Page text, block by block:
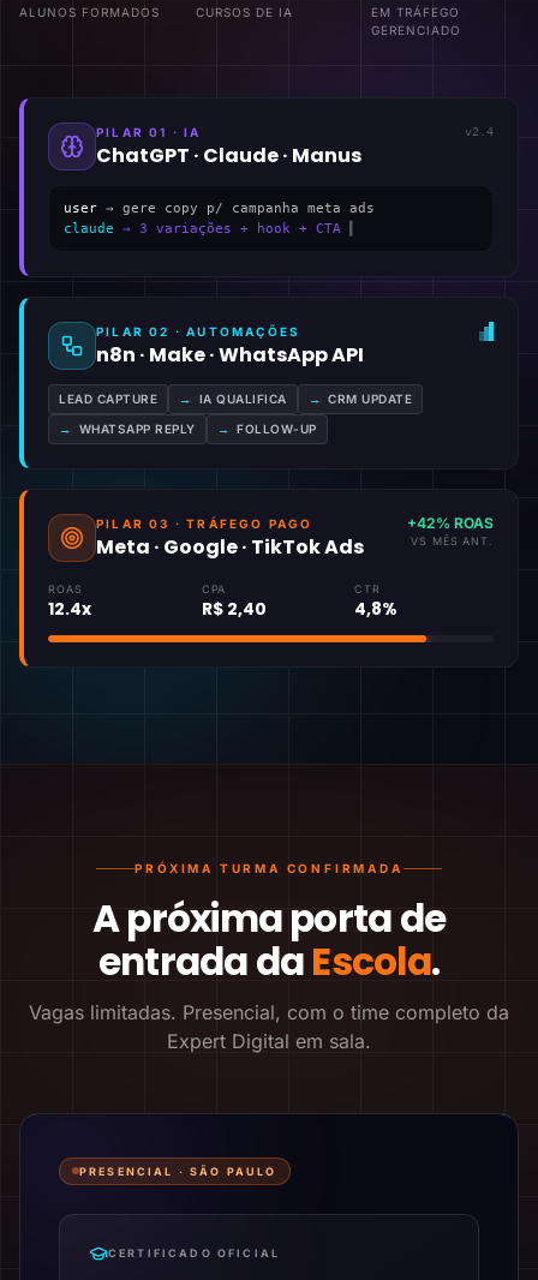
ALUNOS FORMADOS CURSOS DE IA
EM TRÁFEGO
GERENCIADO
PILAR 01 · IA
ChatGPT · Claude · Manus
v2.4
user → gere copy p/ campanha meta ads
claude → 3 variações + hook + CTA
PILAR 02 · AUTOMAÇÕES
n8n · Make · WhatsApp API
LEAD CAPTURE → IA QUALIFICA → CRM UPDATE
→ WHATSAPP REPLY → FOLLOW-UP
PILAR 03 · TRÁFEGO PAGO
Meta · Google · TikTok Ads
+42% ROAS
VS MÊS ANT.
ROAS
12.4x
CPA
R$ 2,40
CTR
4,8%
PRÓXIMA TURMA CONFIRMADA
A próxima porta de
entrada daEscola.
Vagas limitadas. Presencial, com o time completo da
Expert Digital em sala.
PRESENCIAL ·SÃO PAULO
CERTIFICADO OFICIAL